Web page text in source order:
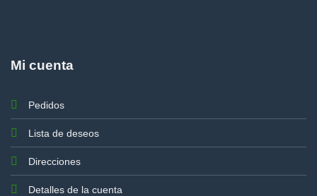
Mi cuenta
Pedidos
Lista de deseos
Direcciones
Detalles de la cuenta